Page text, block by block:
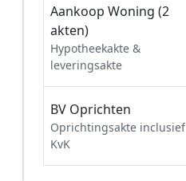
Aankoop Woning (2
akten)
Hypotheekakte &
leveringsakte
BV Oprichten
Oprichtingsakte inclusief
KvK